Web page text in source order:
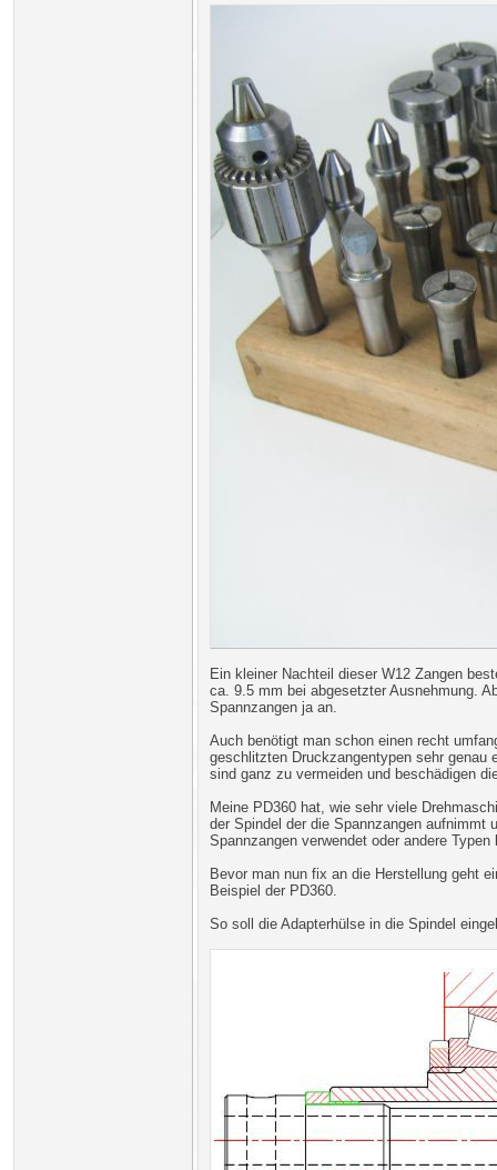
Ein kleiner Nachteil dieser W12 Zangen
ca. 9.5 mm bei abgesetzter Ausnehmung.
Spannzangen ja an.
Auch benötigt man schon einen recht
geschlitzten Druckzangentypen sehr genau
sind ganz zu vermeiden und beschädigen
Meine PD360 hat, wie sehr viele
der Spindel der die Spannzangen aufnimmt
Spannzangen verwendet oder andere
Bevor man nun fix an die Herstellung geht
Beispiel der PD360.
So soll die Adapterhülse in die Spindel